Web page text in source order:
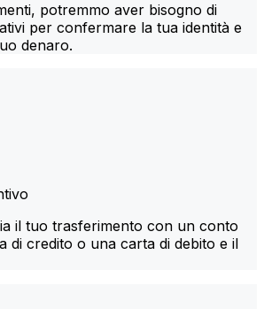
potremmo aver bisogno di
per confermare la tua identità e
denaro.
il tuo trasferimento con un conto
di credito o una carta di debito e il